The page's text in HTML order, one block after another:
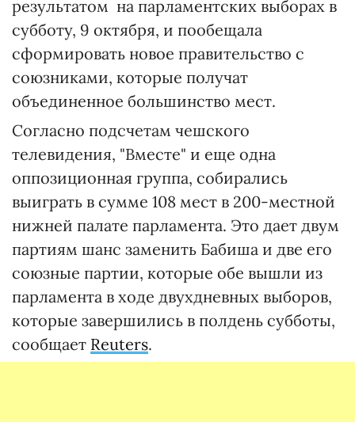
результатом на парламентских выборах в
субботу, 9 октября, и пообещала
сформировать новое правительство с
союзниками, которые получат
объединенное большинство мест.
Согласно подсчетам чешского
телевидения, "Вместе" и еще одна
оппозиционная группа, собирались
выиграть в сумме 108 мест в 200-местной
нижней палате парламента. Это дает двум
партиям шанс заменить Бабиша и две его
союзные партии, которые обе вышли из
парламента в ходе двухдневных выборов,
которые завершились в полдень субботы,
сообщает Reuters.